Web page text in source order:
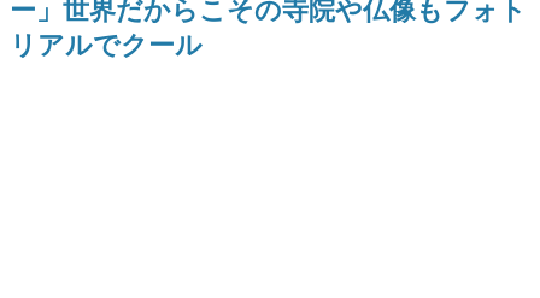
新世代に訊く
ー」世界だからこその寺院や仏像もフォト
リアルでクール